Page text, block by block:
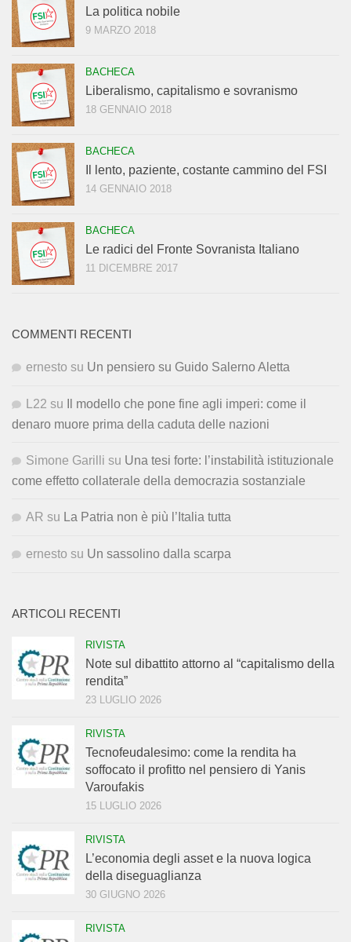
La politica nobile
9 MARZO 2018
BACHECA
Liberalismo, capitalismo e sovranismo
18 GENNAIO 2018
BACHECA
Il lento, paziente, costante cammino del FSI
14 GENNAIO 2018
BACHECA
Le radici del Fronte Sovranista Italiano
11 DICEMBRE 2017
COMMENTI RECENTI
ernesto su Un pensiero su Guido Salerno Aletta
L22 su
Il modello che pone fine agli imperi: come il
denaro muore prima della caduta delle nazioni
Simone Garilli su Una tesi forte: l’instabilità istituzionale
come effetto collaterale della democrazia sostanziale
AR su La Patria non è più l’Italia tutta
ernesto su Un sassolino dalla scarpa
ARTICOLI RECENTI
RIVISTA
Note sul dibattito attorno al “capitalismo della
rendita”
23 LUGLIO 2026
RIVISTA
Tecnofeudalesimo: come la rendita ha
soffocato il profitto nel pensiero di Yanis
Varoufakis
15 LUGLIO 2026
RIVISTA
L’economia degli asset e la nuova logica
della diseguaglianza
30 GIUGNO 2026
RIVISTA